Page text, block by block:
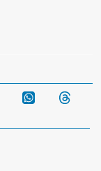
Telegram WhatsApp